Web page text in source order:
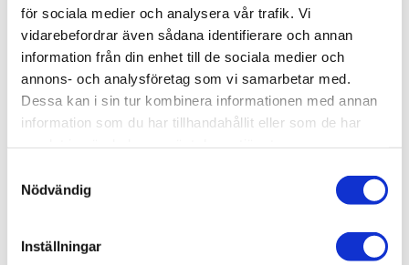
för sociala medier och analysera vår trafik. Vi
vidarebefordrar även sådana identifierare och annan
information från din enhet till de sociala medier och
annons- och analysföretag som vi samarbetar med.
Dessa kan i sin tur kombinera informationen med annan
information som du har tillhandahållit eller som de har
Nödvändig
Inställningar
Accuphase E-5000
Accuphase någonsin!
169 900kr
Accuphase E-700 Class-A